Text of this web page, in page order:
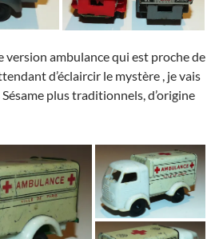
version ambulance qui est proche de
d’éclaircir le mystère , je vais
plus traditionnels, d’origine